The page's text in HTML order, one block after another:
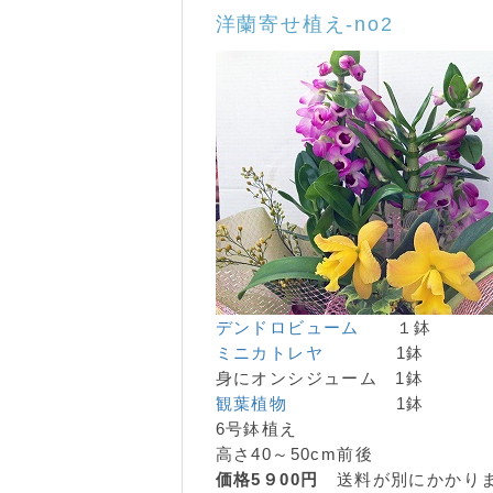
洋蘭寄せ植え-no2
デンドロビューム
１鉢
ミニカトレヤ
1鉢
身にオンシジューム 1鉢
観葉植物
1鉢
6号鉢植え
高さ40～50cm前後
価格5９00円
送料が別にかかり